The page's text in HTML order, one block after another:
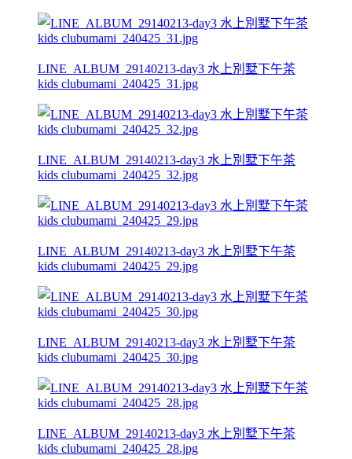
LINE_ALBUM_29140213-day3 水上別墅下午茶
kids clubumami_240425_31.jpg
LINE_ALBUM_29140213-day3 水上別墅下午茶
kids clubumami_240425_32.jpg
LINE_ALBUM_29140213-day3 水上別墅下午茶
kids clubumami_240425_29.jpg
LINE_ALBUM_29140213-day3 水上別墅下午茶
kids clubumami_240425_30.jpg
LINE_ALBUM_29140213-day3 水上別墅下午茶
kids clubumami_240425_28.jpg